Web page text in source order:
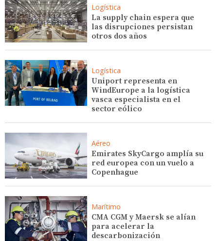
Logística
La supply chain espera que
las disrupciones persistan
otros dos años
Logística
Uniport representa en
WindEurope a la logística
vasca especialista en el
sector eólico
Aéreo
Emirates SkyCargo amplía su
red europea con un vuelo a
Copenhague
Marítimo
CMA CGM y Maersk se alían
para acelerar la
descarbonización